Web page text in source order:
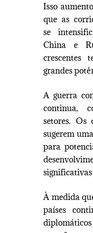
Isso
que as
se
China e
crescentes
grandes
A guerra
continua,
setores. Os
sugerem
para
À medida
países